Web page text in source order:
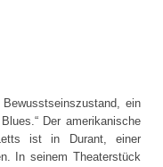
ein
Der amerikanische
ist in Durant, einer
In seinem Theaterstück